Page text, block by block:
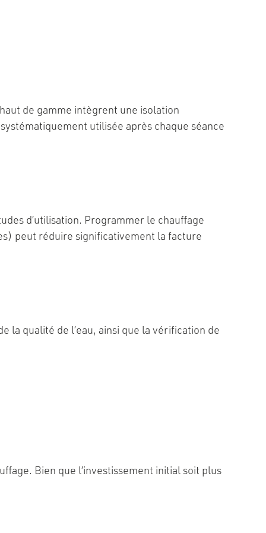
de gamme intègrent une isolation
utilisée après chaque séance
d’utilisation. Programmer le chauffage
peut réduire significativement la facture
la qualité de l’eau, ainsi que la vérification de
Bien que l’investissement initial soit plus